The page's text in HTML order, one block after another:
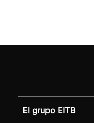
El grupo EITB